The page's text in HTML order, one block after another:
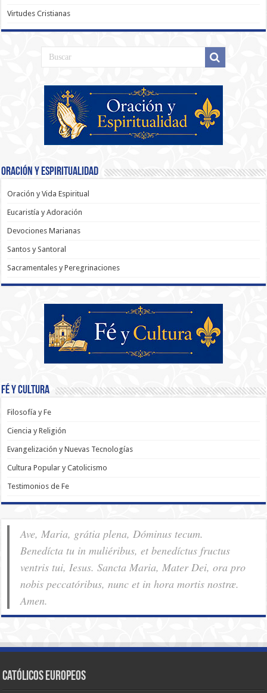
Virtudes Cristianas
Oración y Espiritualidad
Oración y Vida Espiritual
Eucaristía y Adoración
Devociones Marianas
Santos y Santoral
Sacramentales y Peregrinaciones
Fé y Cultura
Filosofía y Fe
Ciencia y Religión
Evangelización y Nuevas Tecnologías
Cultura Popular y Catolicismo
Testimonios de Fe
Ave, Maria, grátia plena, Dóminus tecum.
Benedícta tu in muliéribus, et benedíctus fructus
ventris tui, Iesus. Sancta Maria, Mater Dei, ora pro
nobis pec­ca­tóribus, nunc et in hora mortis nostræ.
Amen.
Católicos Europeos